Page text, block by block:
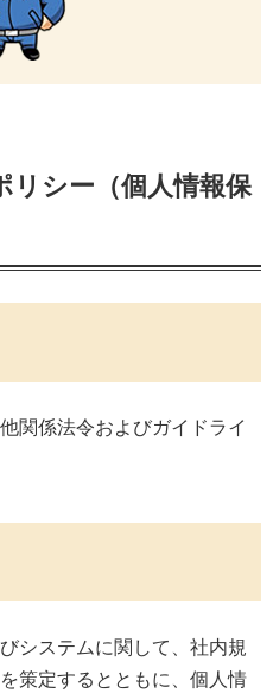
リシー（個人情報保
関係法令およびガイドライ
システムに関して、社内規
策定するとともに、個人情